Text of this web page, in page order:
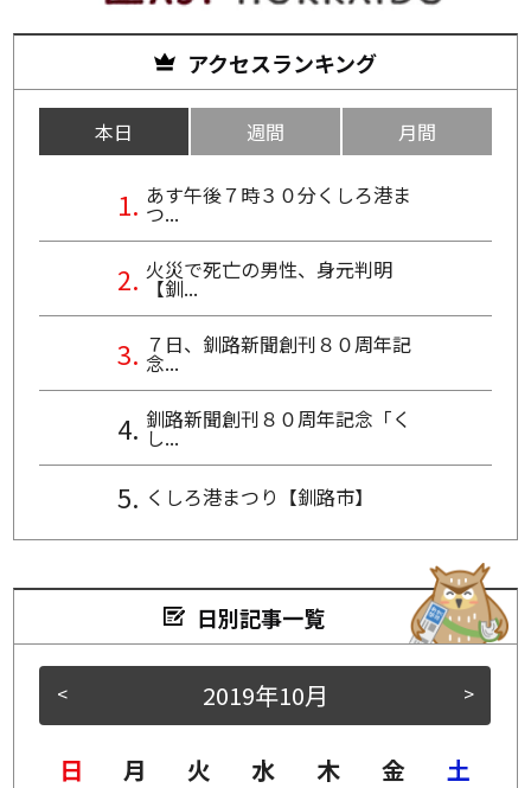
アクセスランキング
本日 週間 月間
あす午後７時３０分くしろ港ま
つ...
火災で死亡の男性、身元判明
【釧...
７日、釧路新聞創刊８０周年記
念...
釧路新聞創刊８０周年記念「く
し...
くしろ港まつり【釧路市】
日別記事一覧
< >
2019年10月
日 月 火 水 木 金
土